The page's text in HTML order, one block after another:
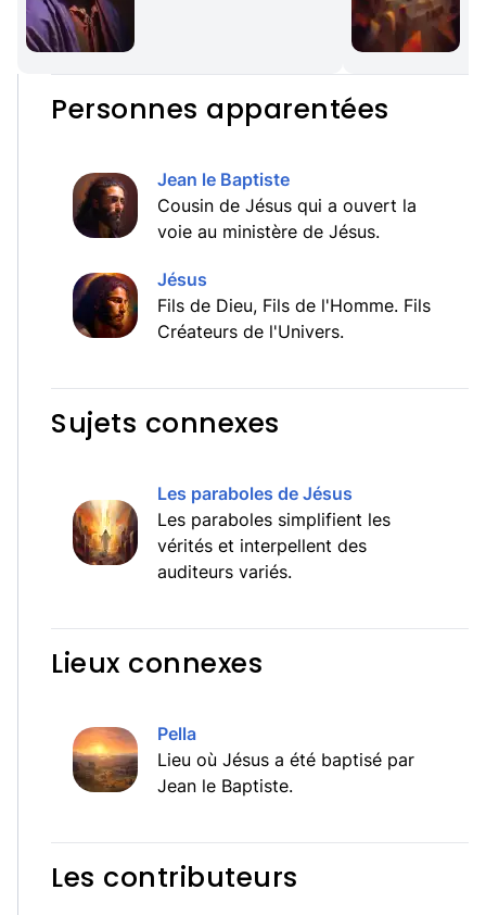
Personnes apparentées
Jean le Baptiste
Cousin de Jésus qui a ouvert la
voie au ministère de Jésus.
Jésus
Fils de Dieu, Fils de l'Homme. Fils
Créateurs de l'Univers.
Sujets connexes
Les paraboles de Jésus
Les paraboles simplifient les
vérités et interpellent des
auditeurs variés.
Lieux connexes
Pella
Lieu où Jésus a été baptisé par
Jean le Baptiste.
Les contributeurs